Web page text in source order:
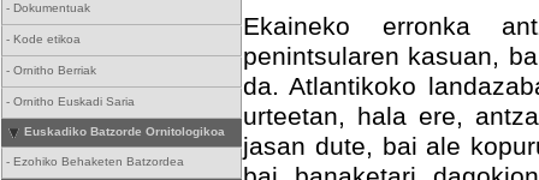
- Dokumentuak
- Kode etikoa
- Ornitho Berriak
- Ornitho Euskadi Saria
Euskadiko Batzorde Ornitologikoa
- Ezohiko Behaketen Batzordea
Ekaineko erronka
penintsularen kasuan,
da. Atlantikoko
urteetan, hala ere,
jasan dute, bai ale